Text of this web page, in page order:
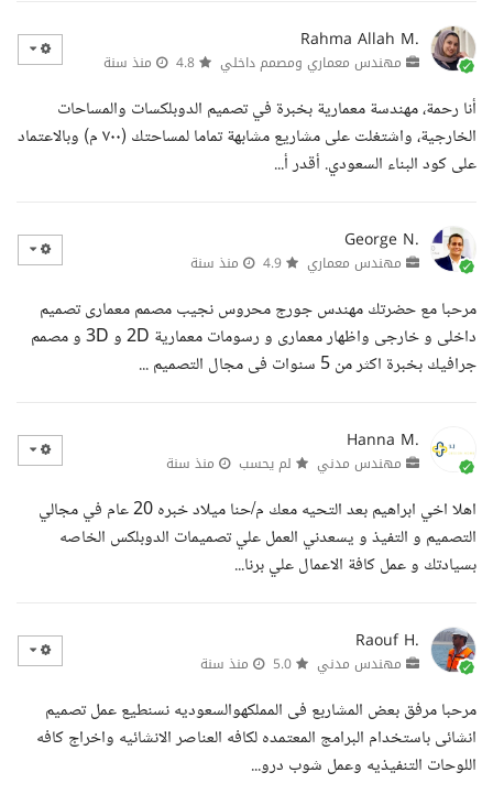
Rahma Allah M.
مهندس معماري ومصمم داخلي منذ سنة
أنا رحمة، مهندسة معمارية بخبرة في تصميم الدوبلكسات والمساحات
الخارجية، واشتغلت على مشاريع مشابهة تماما لمساحتك (٧٠٠ م) وبالاعتماد
على كود البناء السعودي. أقدر أ...
George N.
مهندس معماري منذ سنة
مرحبا مع حضرتك مهندس جورج محروس نجيب مصمم معمارى تصميم
داخلى و خارجى واظهار معمارى و رسومات معمارية 2D و 3D و مصمم
جرافيك بخبرة اكثر من 5 سنوات فى مجال التصميم ...
Hanna M.
مهندس مدني لم يحسب منذ سنة
اهلا اخي ابراهيم بعد التحيه معك م/حنا ميلاد خبره 20 عام في مجالي
التصميم و التفيذ و يسعدني العمل علي تصميمات الدوبلكس الخاصه
بسيادتك و عمل كافة الاعمال علي برنا...
Raouf H.
مهندس مدني منذ سنة
مرحبا مرفق بعض المشاربع فى المملكهوالسعوديه نسنطيع عمل تصميم
انشائى باستخدام البرامج المعتمده لكافه العناصر الانشائيه واخراج كافه
اللوحات التنفيذيه وعمل شوب درو...